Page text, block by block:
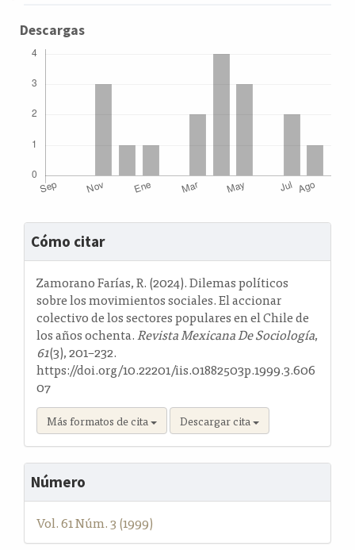
Descargas
Detalles
del
artículo
Cómo citar
Zamorano Farías, R. (2024). Dilemas políticos
sobre los movimientos sociales. El accionar
colectivo de los sectores populares en el Chile de
los años ochenta.Revista Mexicana De Sociología,
61(3), 201–232.
https://doi.org/10.22201/iis.01882503p.1999.3.606
07
Más formatos de cita Descargar cita
Número
Vol. 61 Núm. 3 (1999)